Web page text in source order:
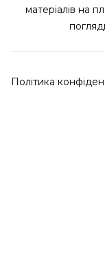
матеріалів на
Політика